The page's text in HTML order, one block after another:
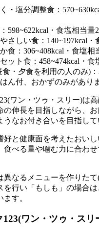
・塩分調整食：
598~622kcal・食塩相当量
さしい食：140~197kcal・
食：306~408kcal・食塩相
ット食：458~474kcal・食
食・夕食を利用の人のみ)
付、おかずのみがあり
ワン・ツゥ・スリー)は
の伸長を目指しながら、
うなお付き合いを目指し
好と健康面を考えたおい
食べる量や噛む力に合わ
異なるメニューを作りた
を行い「もしも」の場合
す。
123(ワン・ツゥ・スリ